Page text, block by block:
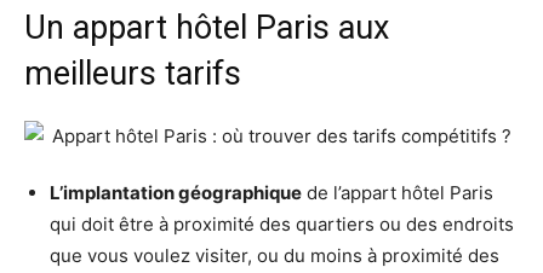
Un appart hôtel Paris aux
meilleurs tarifs
L’implantation géographique de l’appart hôtel Paris
qui doit être à proximité des quartiers ou des endroits
que vous voulez visiter, ou du moins à proximité des